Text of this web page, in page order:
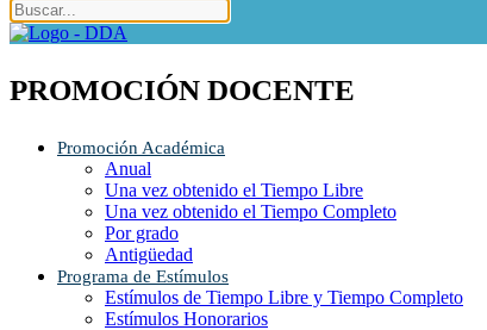
PROMOCIÓN DOCENTE
Promoción Académica
Anual
Una vez obtenido el Tiempo Libre
Una vez obtenido el Tiempo Completo
Por grado
Antigüedad
Programa de Estímulos
Estímulos de Tiempo Libre y Tiempo Completo
Estímulos Honorarios